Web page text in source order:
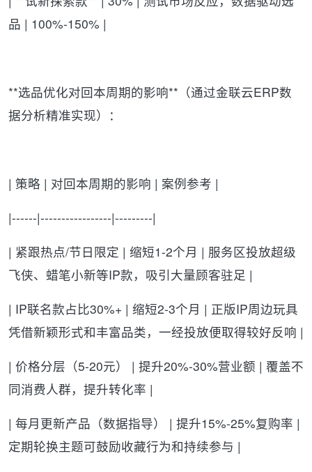
品 | 100%-150% |
**选品优化对回本周期的影响**（通过金联云ERP数
据分析精准实现）：
| 策略 | 对回本周期的影响 | 案例参考 |
|------|-----------------|---------|
| 紧跟热点/节日限定 | 缩短1-2个月 | 服务区投放超级
飞侠、蜡笔小新等IP款，吸引大量顾客驻足 |
| IP联名款占比30%+ | 缩短2-3个月 | 正版IP周边玩具
凭借新颖形式和丰富品类，一经投放便取得较好反响 |
| 价格分层（5-20元） | 提升20%-30%营业额 | 覆盖不
同消费人群，提升转化率 |
| 每月更新产品（数据指导） | 提升15%-25%复购率 |
定期轮换主题可鼓励收藏行为和持续参与 |